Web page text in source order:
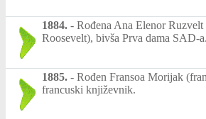
1884. - Rođena Ana Elenor
Roosevelt), bivša Prva dama SAD-a.
1885. - Rođen Fransoa Morijak
francuski književnik.